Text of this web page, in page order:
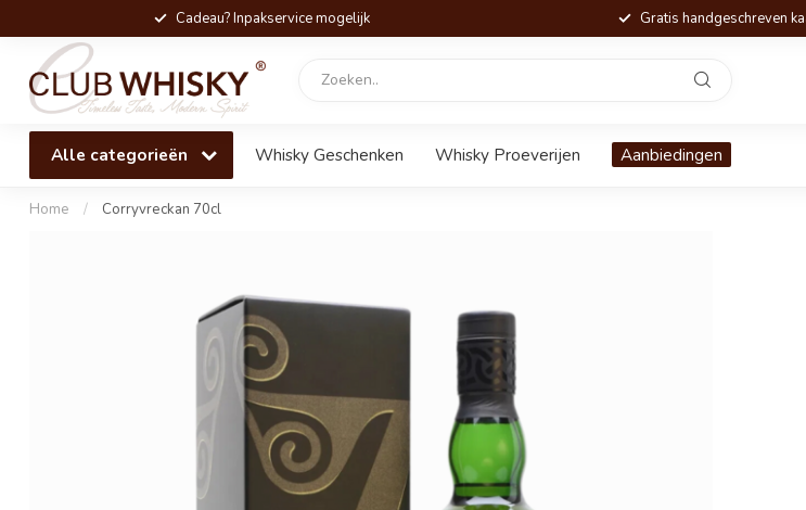
Cadeau? Inpakservice mogelijk Gratis handgeschreven
Alle categorieën Whisky Geschenken Whisky Proeverijen Aanbiedingen
Home / Corryvreckan 70cl